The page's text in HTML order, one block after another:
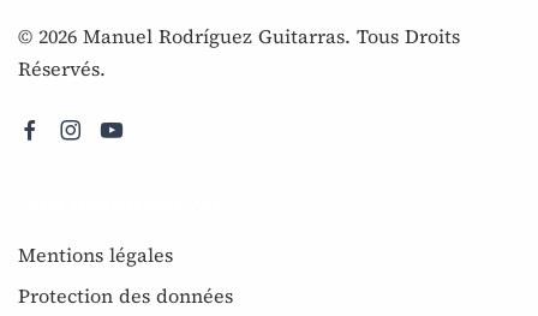
© 2026 Manuel Rodríguez Guitarras. Tous Droits
Réservés.
Mentions légales
Protection des données